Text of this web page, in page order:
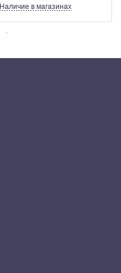
Наличие в магазинах